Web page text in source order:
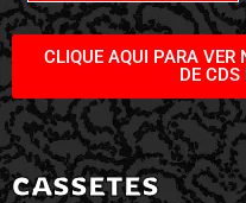
CLIQUE AQUI PARA VER
DE CDS
CASSETES